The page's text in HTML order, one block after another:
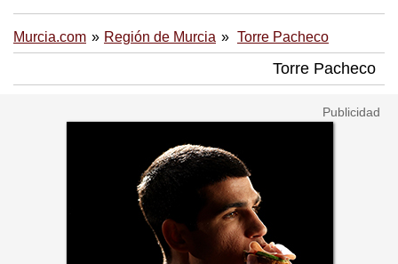
Murcia.com Región de Murcia Torre Pacheco
Torre Pacheco